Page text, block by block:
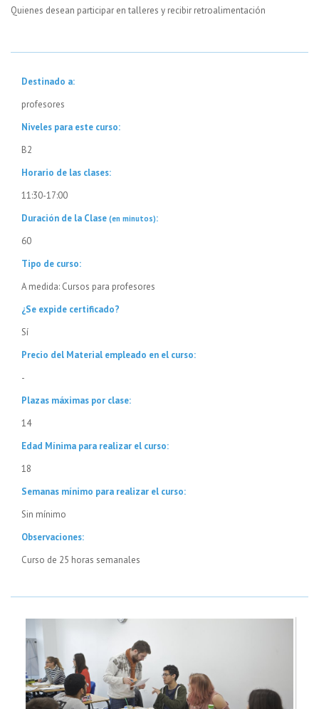
Quienes desean participar en talleres y recibir retroalimentación
Destinado a:
profesores
Niveles para este curso:
B2
Horario de las clases:
11:30-17:00
Duración de la Clase (en minutos):
60
Tipo de curso:
A medida: Cursos para profesores
¿Se expide certificado?
Sí
Precio del Material empleado en el curso:
-
Plazas máximas por clase:
14
Edad Mínima para realizar el curso:
18
Semanas mínimo para realizar el curso:
Sin mínimo
Observaciones:
Curso de 25 horas semanales